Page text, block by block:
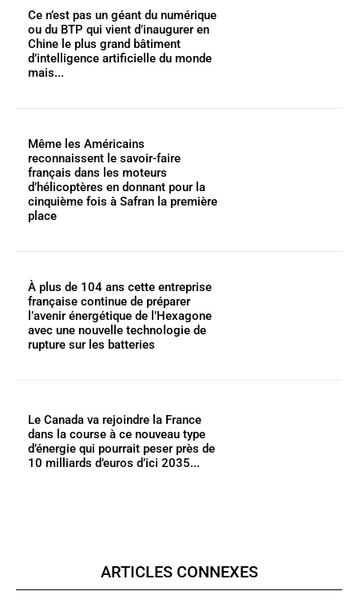
Ce n’est pas un géant du numérique
ou du BTP qui vient d’inaugurer en
Chine le plus grand bâtiment
d’intelligence artificielle du monde
mais...
Même les Américains
reconnaissent le savoir-faire
français dans les moteurs
d’hélicoptères en donnant pour la
cinquième fois à Safran la première
place
À plus de 104 ans cette entreprise
française continue de préparer
l’avenir énergétique de l’Hexagone
avec une nouvelle technologie de
rupture sur les batteries
Le Canada va rejoindre la France
dans la course à ce nouveau type
d’énergie qui pourrait peser près de
10 milliards d’euros d’ici 2035...
ARTICLES CONNEXES